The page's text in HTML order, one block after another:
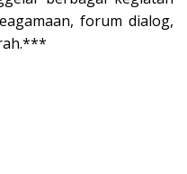
forum dialog,